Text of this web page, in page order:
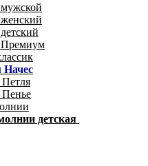
детская